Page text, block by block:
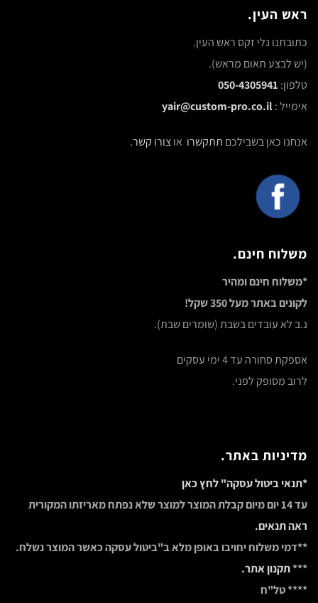
ראש העין.
כתובתנו נלי זקס ראש העין.
(יש לבצע תאום מראש).
טלפון: 050-4305941
אימייל :yair@custom-pro.co.il
אנחנו כאן בשבילכם תתקשרו אוצורו קשר.
משלוח חינם.
*משלוח חינם ומהיר
לקונים באתר מעל 350 שקל!
נ.ב לא עובדים בשבת (שומרים שבת).
אספקת סחורה עד 4 ימי עסקים
לרוב מסופק לפני.
מדיניות באתר.
*תנאי ביטול עסקה" לחץ כאן
עד 14 יום מיום קבלת המוצר למוצר שלא נפתח מאריזתו המקורית
ראה תנאים.
**דמי משלוח יחויבו באופן מלא ב"ביטול עסקה כאשר המוצר נשלח.
***תקנון אתר.
**** טל"ח